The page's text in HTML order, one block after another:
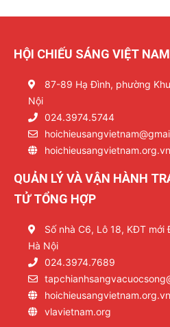
HỘI CHIẾU SÁNG VIỆT NAM
87-89 Hạ Đình, phường
Nội
024.3974.5744
hoichieusangvietnam.org.vn
QUẢN LÝ VÀ VẬN HÀNH
TỬ TỔNG HỢP
Số nhà C6, Lô 18, KĐT
Hà Nội
024.3974.7689
hoichieusangvietnam.org.vn
vlavietnam.org